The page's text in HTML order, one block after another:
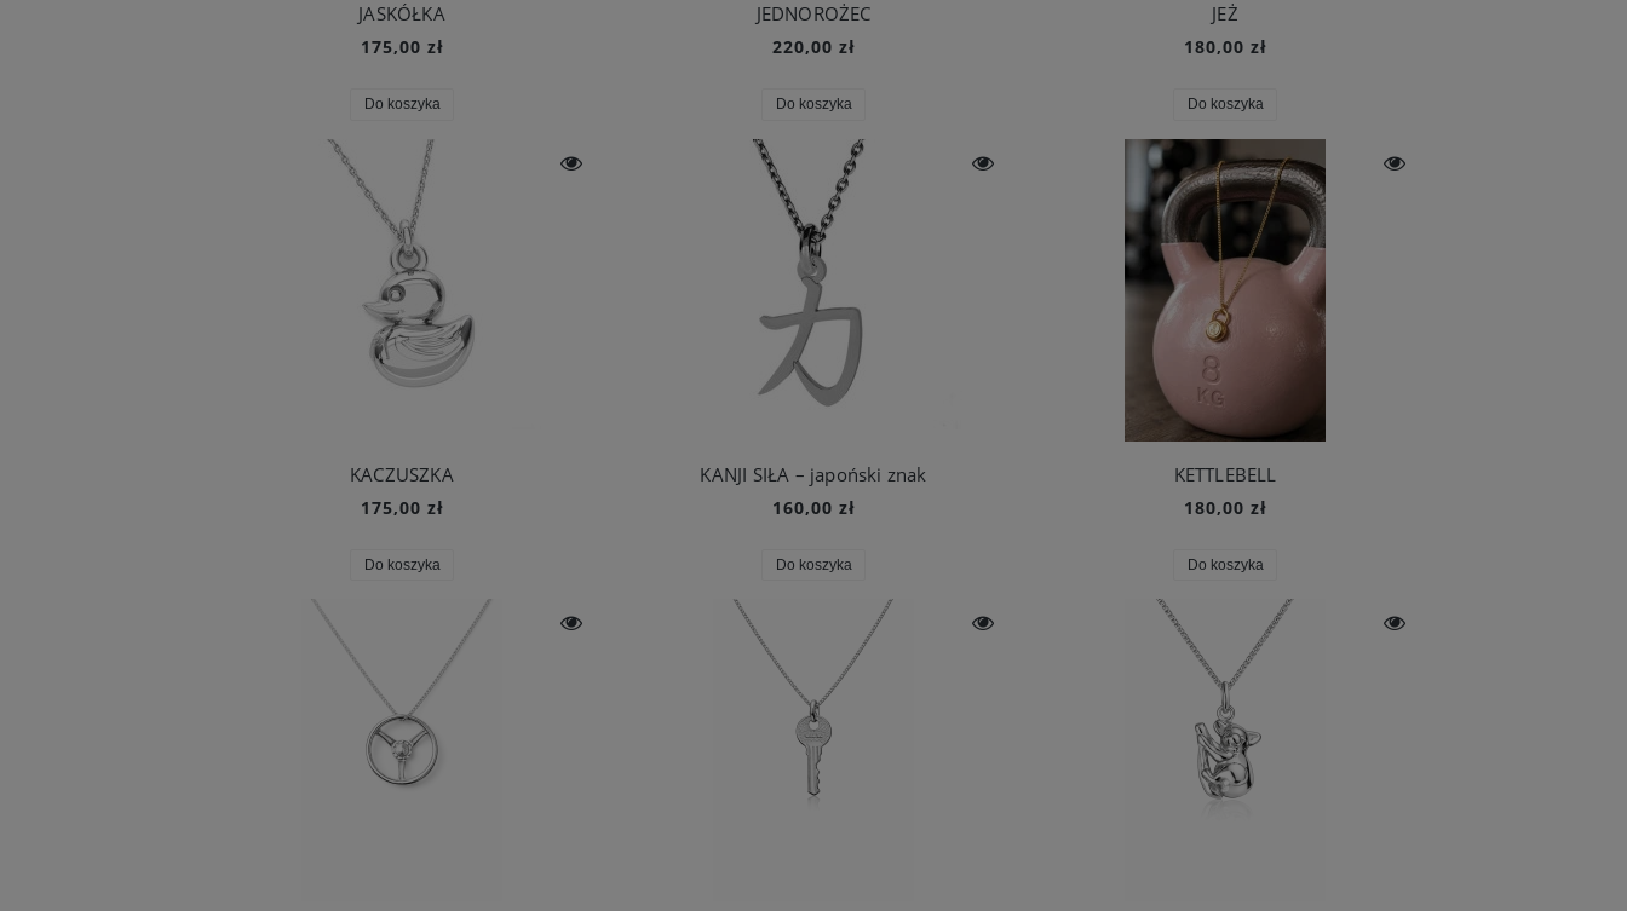
JASKÓŁKA
175,00 zł
Do koszyka
JEDNOROŻEC
220,00 zł
Do koszyka
JEŻ
180,00 zł
Do koszyka
KACZUSZKA
175,00 zł
Do koszyka
KANJI SIŁA – japoński znak
160,00 zł
Do koszyka
KETTLEBELL
180,00 zł
Do koszyka